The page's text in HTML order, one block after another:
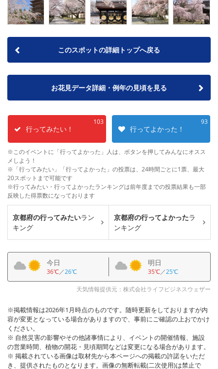
このスポットの詳細トップへ戻る
お花見データ詳細・例年の見頃を見る
103
行ってみたい！
93
行ってよかった！
※このイベントに「行ってよかった」人は、ボタンを押してみんなにオスス
メしよう！
※「行ってみたい」「行ってよかった」の投票は、24時間ごとに1票、最大
20スポットまで可能です
※行ってみたい・行ってよかったランキングは前年度までの投票結果も一部
反映した得票数になっております
京都府の行ってみたいラン
キング
京都府の行ってよかったラ
ンキング
今日
36℃／26℃
明日
35℃／25℃
天気情報提供元：株式会社ライフビジネスウェザー
※掲載情報は2026年1月時点のものです。随時更新をしておりますが内
容が変更となっている場合がありますので、事前にご確認の上おでかけ
ください。
※ 自然災害の影響やその他諸事情により、イベントの開催情報、施設
の営業時間、植物の開花・見頃期間などは変更になる場合があります。
※ 掲載されている画像は取材先から本ページへの掲載の許諾をいただ
き、提供されたものとなります。画像の無断転載(二次使用)は禁止で